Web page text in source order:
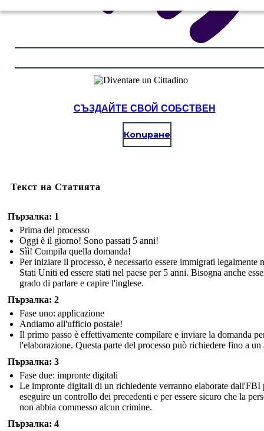
СЪЗДАЙТЕ СВОЙ СОБСТВЕН
Копиране
Текст на Статията
Пързалка: 1
Prima del processo
Oggi è il giorno! Sono passati 5 anni!
Sìì! Compila quella domanda!
Per iniziare il processo, è necessario essere immigrati legalmente
Stati Uniti ed essere stati nel paese per 5 anni. Bisogna anche
grado di parlare e capire l'inglese.
Пързалка: 2
Fase uno: applicazione
Andiamo all'ufficio postale!
Il primo passo è effettivamente compilare e inviare la domanda
l'elaborazione. Questa parte del processo può richiedere fino a un
Пързалка: 3
Fase due: impronte digitali
Le impronte digitali di un richiedente verranno elaborate dall'FBI
eseguire un controllo dei precedenti e per essere sicuro che la
non abbia commesso alcun crimine.
Пързалка: 4